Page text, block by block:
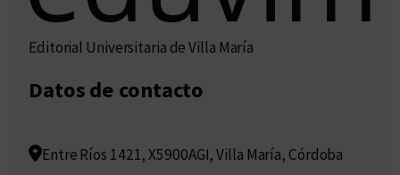
Editorial Universitaria de Villa María
Datos de contacto
Entre Ríos 1421, X5900AGI, Villa María, Córdoba